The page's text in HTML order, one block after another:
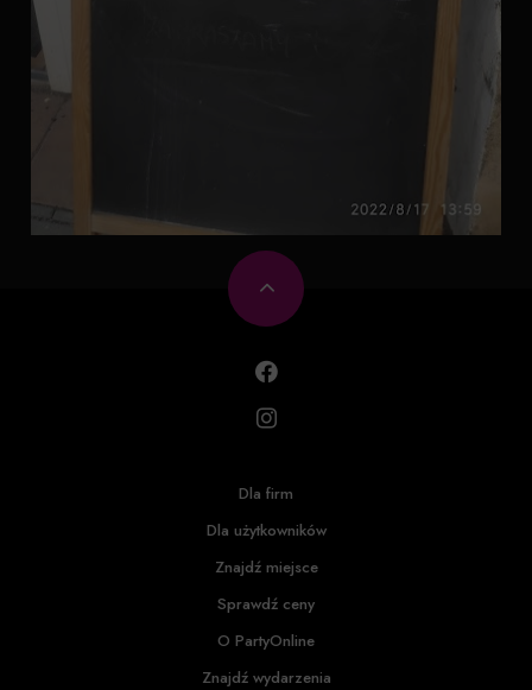
Dla firm
Dla użytkowników
Znajdź miejsce
Sprawdź ceny
O PartyOnline
Znajdź wydarzenia